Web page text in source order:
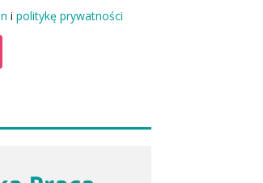
i politykę prywatności